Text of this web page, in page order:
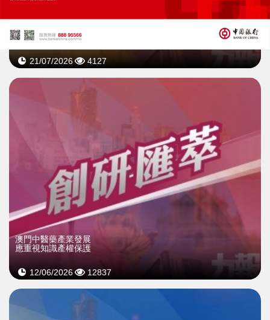
深合區產業聚集的轉型：
規則銜接到「存量激活」的機制轉變
21/07/2026 4127
澳門中醫藥產業發展
應重視知識產權保護
12/06/2026 12837